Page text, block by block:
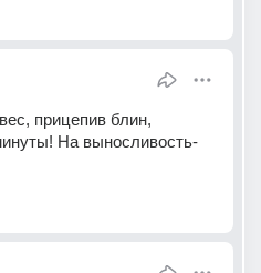
прицепив блин,
На выносливость-